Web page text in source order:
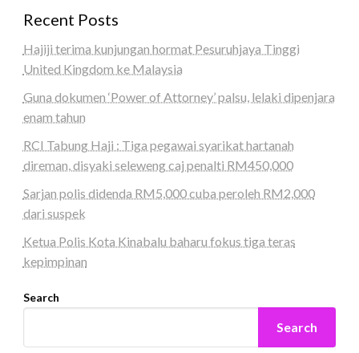
Recent Posts
Hajiji terima kunjungan hormat Pesuruhjaya Tinggi
United Kingdom ke Malaysia
Guna dokumen ‘Power of Attorney’ palsu, lelaki dipenjara
enam tahun
RCI Tabung Haji : Tiga pegawai syarikat hartanah
direman, disyaki seleweng caj penalti RM450,000
Sarjan polis didenda RM5,000 cuba peroleh RM2,000
dari suspek
Ketua Polis Kota Kinabalu baharu fokus tiga teras
kepimpinan
Search
Search